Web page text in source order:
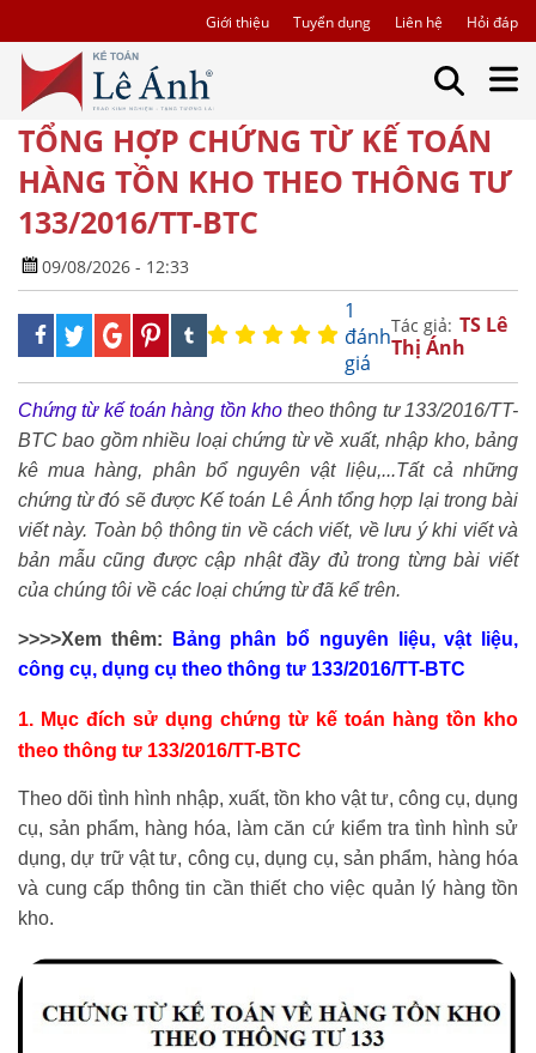
Giới thiệu Tuyển dụng Liên hệ Hỏi đáp
TỔNG HỢP CHỨNG TỪ KẾ TOÁN
HÀNG TỒN KHO THEO THÔNG TƯ
133/2016/TT-BTC
09/08/2026 - 12:33
1
đánh
giá
Tác giả: TS Lê
Thị Ánh
Chứng từ kế toán hàng tồn khotheo thông tư 133/2016/TT-
BTC bao gồm nhiều loại chứng từ về xuất, nhập kho, bảng
kê mua hàng, phân bổ nguyên vật liệu,...Tất cả những
chứng từ đó sẽ được Kế toán Lê Ánh tổng hợp lại trong bài
viết này. Toàn bộ thông tin về cách viết, về lưu ý khi viết và
bản mẫu cũng được cập nhật đầy đủ trong từng bài viết
của chúng tôi về các loại chứng từ đã kể trên.
>>>>Xem thêm:
Bảng phân bổ nguyên liệu, vật liệu,
công cụ, dụng cụ theo thông tư 133/2016/TT-BTC
1. Mục đích sử dụng chứng từ kế toán hàng tồn kho
theo thông tư 133/2016/TT-BTC
Theo dõi tình hình nhập, xuất, tồn kho vật tư, công cụ, dụng
cụ, sản phẩm, hàng hóa, làm căn cứ kiểm tra tình hình sử
dụng, dự trữ vật tư, công cụ, dụng cụ, sản phẩm, hàng hóa
và cung cấp thông tin cần thiết cho việc quản lý hàng tồn
kho.